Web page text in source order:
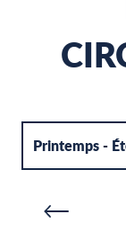
Printemps -
LA
LIRE LA SUITE